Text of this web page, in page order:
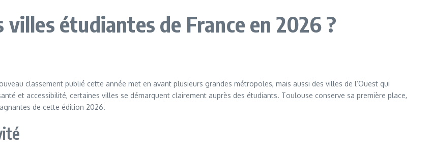
étudiantes de France en 2026 ?
classement publié cette année met en avant plusieurs grandes métropoles, mais aussi des villes de l’Ouest qui
et accessibilité, certaines villes se démarquent clairement auprès des étudiants. Toulouse conserve sa première place,
de cette édition 2026.